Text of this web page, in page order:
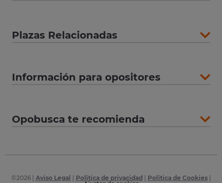
Plazas Relacionadas
Información para opositores
Opobusca te recomienda
©2026| Aviso Legal Política de privacidad Política de Cookies|